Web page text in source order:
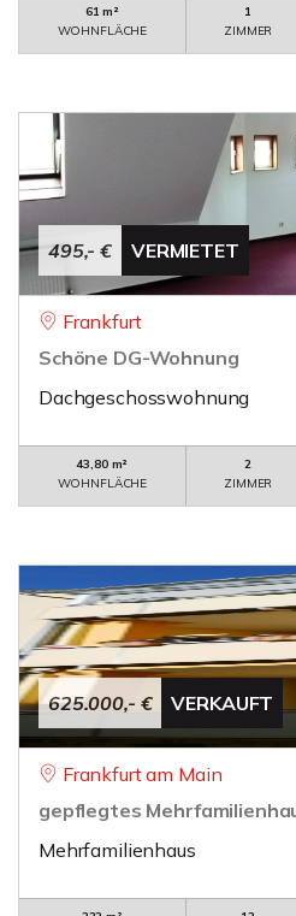
61 m²
WOHNFLÄCHE
1
ZIMMER
495,- € VERMIETET
Frankfurt
Schöne DG-Wohnung
Dachgeschosswohnung
43,80 m²
WOHNFLÄCHE
2
ZIMMER
625.000,- € VERKAUFT
Frankfurt am Main
gepflegtes
Mehrfamilienhaus